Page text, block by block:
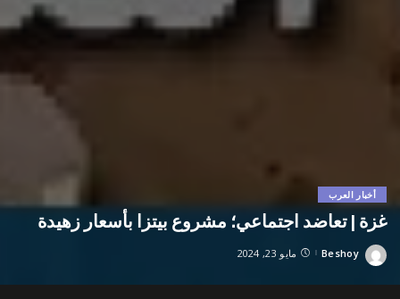
أخبار العرب
غزة | تعاضد اجتماعي؛ مشروع بيتزا بأسعار زهيدة
Posted
Beshoy مايو 23, 2024